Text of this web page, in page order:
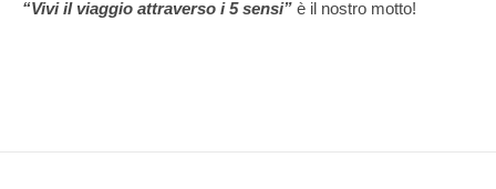
“Vivi il viaggio attraverso i 5 sensi” è il nostro motto!